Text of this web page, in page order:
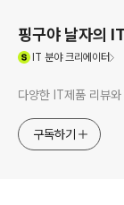
핑구야 날자의
IT 분야 크리에이터
다양한 IT제품 리뷰
구독하기